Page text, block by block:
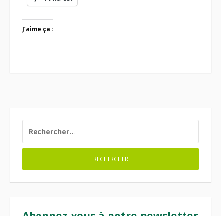
J’aime ça :